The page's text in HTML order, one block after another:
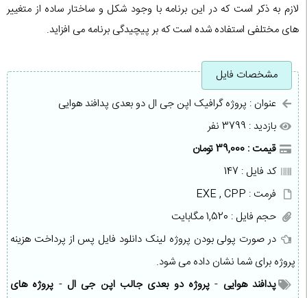
لازم به ذکر است که در این برنامه با وجود شکل و ساختار ساده از متغییر
های مختلفی استفاده شده است که بر پیچیدگی برنامه می افزاید.
مشخصات فایل
عنوان : پروژه گرافیک اپن جی ال دو بعدی پدافند هوایی
بازدید : 3799 نفر
قیمت : 39,000 تومان
کد فایل : 147
فرمت : EXE , CPP
حجم فایل : 1,520 مگابایت
در صورت پولی بودن پروژه لینک دانلود فایل پس از پرداخت هزینه
پروژه برای شما نشان داده می شود.
پدافند هوایی- پروژه دو بعدی جالب اپن جی ال- پروژه های